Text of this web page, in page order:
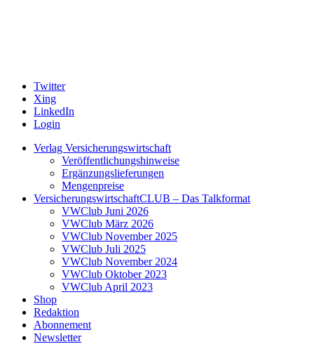
Twitter
Xing
LinkedIn
Login
Verlag Versicherungswirtschaft
Veröffentlichungshinweise
Ergänzungslieferungen
Mengenpreise
VersicherungswirtschaftCLUB – Das Talkformat
VWClub Juni 2026
VWClub März 2026
VWClub November 2025
VWClub Juli 2025
VWClub November 2024
VWClub Oktober 2023
VWClub April 2023
Shop
Redaktion
Abonnement
Newsletter